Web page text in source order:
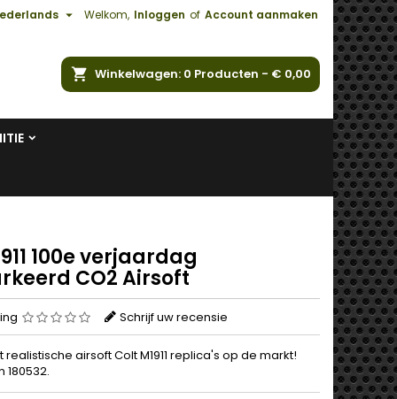
Welkom, Inloggen of Account aanmaken

Winkelwagen 0 Producten - € 0,00
100e verjaardag
CO2 Airsoft
Schrijf uw recensie
realistische airsoft Colt M1911 replica's op de markt!
180532.